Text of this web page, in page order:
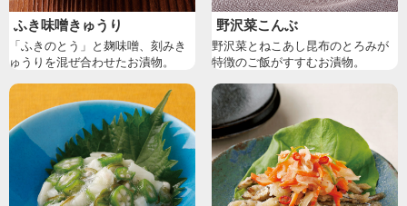
ふき味噌きゅうり
「ふきのとう」と麹味噌、刻みき
ゅうりを混ぜ合わせたお漬物。
野沢菜こんぶ
野沢菜とねこあし昆布のとろみが
特徴のご飯がすすむお漬物。